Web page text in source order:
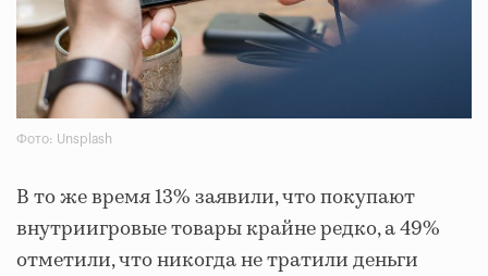
Фото: Unsplash
В то же время 13% заявили, что покупают
внутриигровые товары крайне редко, а 49%
отметили, что никогда не тратили деньги